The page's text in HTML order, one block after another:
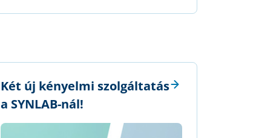
Két új kényelmi szolgáltatás
a SYNLAB-nál!